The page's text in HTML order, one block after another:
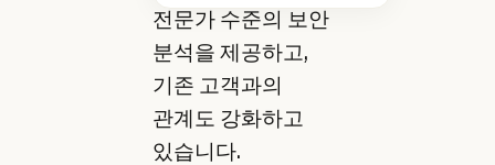
전문가 수준의 보안
분석을 제공하고,
기존 고객과의
관계도 강화하고
있습니다.